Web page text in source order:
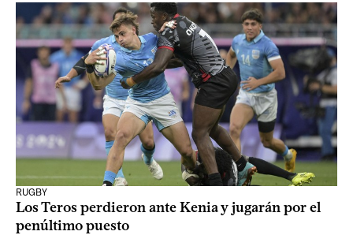
RUGBY
Los Teros perdieron ante Kenia y jugarán por el
penúltimo puesto